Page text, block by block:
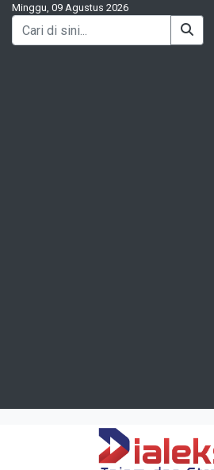
Minggu, 09 Agustus 2026